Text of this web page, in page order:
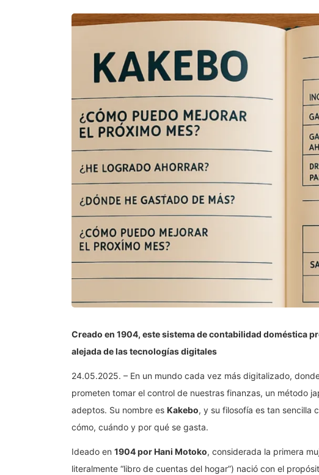
Creado en 1904, este sistema de contabilidad doméstica
alejada de las tecnologías digitales
24.05.2025. – En un mundo cada vez más digitalizado,
prometen tomar el control de nuestras finanzas, un método
adeptos. Su nombre es Kakebo, y su filosofía es tan sencilla
cómo, cuándo y por qué se gasta.
Ideado en 1904 por Hani Motoko, considerada la primera
literalmente “libro de cuentas del hogar”) nació con el